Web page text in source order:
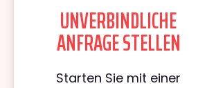
UNVERBINDLICHE
ANFRAGE STELLEN
Starten Sie mit einer